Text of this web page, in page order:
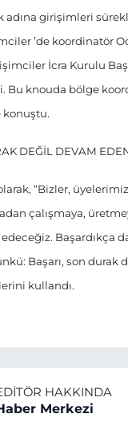
adına girişimleri
’de koordinatör
İcra Kurulu
Bu knouda bölge
konuştu.
DEĞİL DEVAM
“Bizler,
çalışmaya,
Başardıkça
Başarı, son durak
kullandı.
HAKKINDA
Merkezi